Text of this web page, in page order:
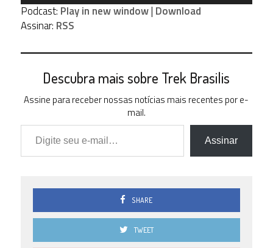
áudio
Podcast: Play in new window| Download
Assinar: RSS
Descubra mais sobre Trek Brasilis
Assine para receber nossas notícias mais recentes por e-
mail.
Digite seu e-mail…
Assinar
SHARE
TWEET